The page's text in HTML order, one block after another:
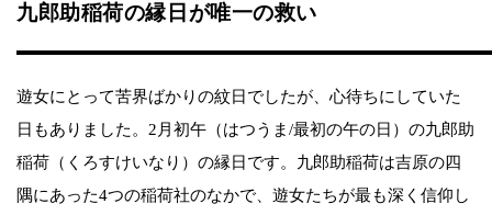
九郎助稲荷の縁日が唯一の救い
遊女にとって苦界ばかりの紋日でしたが、心待ちにしていた
日もありました。2月初午（はつうま/最初の午の日）の九郎助
稲荷（くろすけいなり）の縁日です。九郎助稲荷は吉原の四
隅にあった4つの稲荷社のなかで、遊女たちが最も深く信仰し